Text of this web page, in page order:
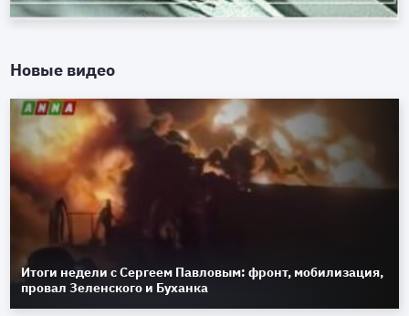
Новые видео
Итоги недели с Сергеем Павловым: фронт, мобилизация,
провал Зеленского и Буханка